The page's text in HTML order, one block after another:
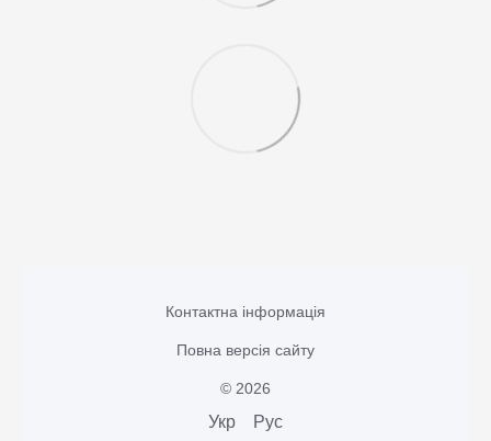
Контактна інформація
Повна версія сайту
© 2026
Укр Рус